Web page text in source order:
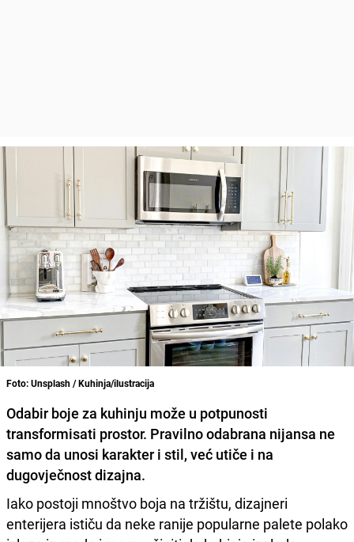
Foto: Unsplash / Kuhinja/ilustracija
Odabir boje za kuhinju može u potpunosti
transformisati prostor. Pravilno odabrana nijansa ne
samo da unosi karakter i stil, već utiče i na
dugovječnost dizajna.
Iako postoji mnoštvo boja na tržištu, dizajneri
enterijera ističu da neke ranije popularne palete polako